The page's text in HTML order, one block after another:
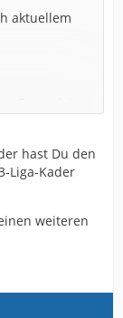
aktuellem
Burmeister,
reichen
genug
Lösung
hast Du den
Liga-Kader
weiteren